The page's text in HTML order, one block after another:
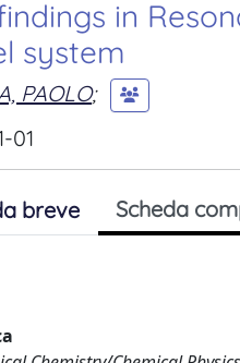
in
system
PAOLO;
01
breve Scheda